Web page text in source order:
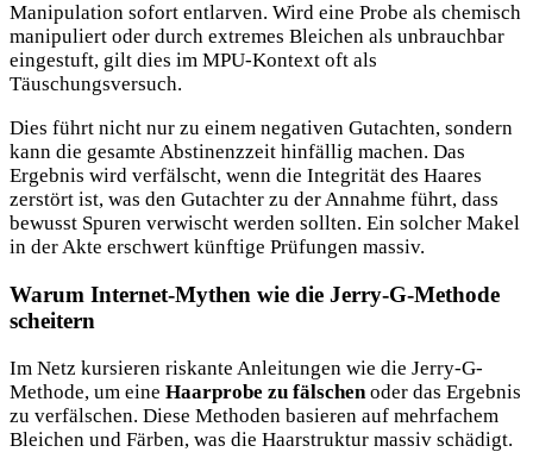
Manipulation sofort entlarven. Wird eine Probe als chemisch
manipuliert oder durch extremes Bleichen als unbrauchbar
eingestuft, gilt dies im MPU-Kontext oft als
Täuschungsversuch.
Dies führt nicht nur zu einem negativen Gutachten, sondern
kann die gesamte Abstinenzzeit hinfällig machen. Das
Ergebnis wird verfälscht, wenn die Integrität des Haares
zerstört ist, was den Gutachter zu der Annahme führt, dass
bewusst Spuren verwischt werden sollten. Ein solcher Makel
in der Akte erschwert künftige Prüfungen massiv.
Warum Internet-Mythen wie die Jerry-G-Methode
scheitern
Im Netz kursieren riskante Anleitungen wie die Jerry-G-
Methode, um eine Haarprobe zu fälschen oder das Ergebnis
zu verfälschen. Diese Methoden basieren auf mehrfachem
Bleichen und Färben, was die Haarstruktur massiv schädigt.